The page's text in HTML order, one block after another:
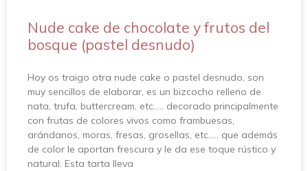
Nude cake de chocolate y frutos del
bosque (pastel desnudo)
Hoy os traigo otra nude cake o pastel desnudo, son
muy sencillos de elaborar, es un bizcocho relleno de
nata, trufa, buttercream, etc….. decorado principalmente
con frutas de colores vivos como frambuesas,
arándanos, moras, fresas, grosellas, etc….. que además
de color le aportan frescura y le da ese toque rústico y
natural. Esta tarta lleva